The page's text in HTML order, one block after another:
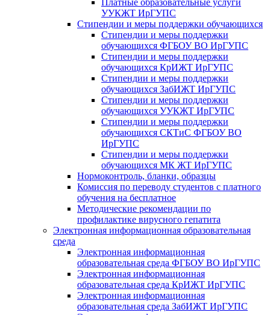
Платные образовательные услуги
УУКЖТ ИрГУПС
Стипендии и меры поддержки обучающихся
Стипендии и меры поддержки
обучающихся ФГБОУ ВО ИрГУПС
Стипендии и меры поддержки
обучающихся КрИЖТ ИрГУПС
Стипендии и меры поддержки
обучающихся ЗабИЖТ ИрГУПС
Стипендии и меры поддержки
обучающихся УУКЖТ ИрГУПС
Стипендии и меры поддержки
обучающихся СКТиС ФГБОУ ВО
ИрГУПС
Стипендии и меры поддержки
обучающихся МК ЖТ ИрГУПС
Нормоконтроль, бланки, образцы
Комиссия по переводу студентов с платного
обучения на бесплатное
Методические рекомендации по
профилактике вирусного гепатита
Электронная информационная образовательная
среда
Электронная информационная
образовательная среда ФГБОУ ВО ИрГУПС
Электронная информационная
образовательная среда КрИЖТ ИрГУПС
Электронная информационная
образовательная среда ЗабИЖТ ИрГУПС